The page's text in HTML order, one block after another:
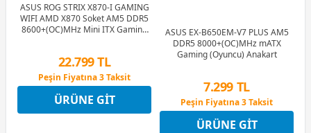
ASUS ROG STRIX X870-I GAMING
WIFI AMD X870 Soket AM5 DDR5
8600+(OC)MHz Mini ITX Gaming
22.799 TL
Peşin Fiyatına 3 Taksit
12 Ay x 2.682 TL taksitle
Peşin Fiyatına 3 Taksit
ÜRÜNE GIT
ASUS EX-B650EM-V7 PLUS AM5
DDR5 8000+(OC)MHz mATX
Gaming (Oyuncu) Anakart
7.299 TL
Peşin Fiyatına 3 Taksit
12 Ay x 859 TL taksitle
Peşin Fiyatına 3 Taksit
ÜRÜNE GIT